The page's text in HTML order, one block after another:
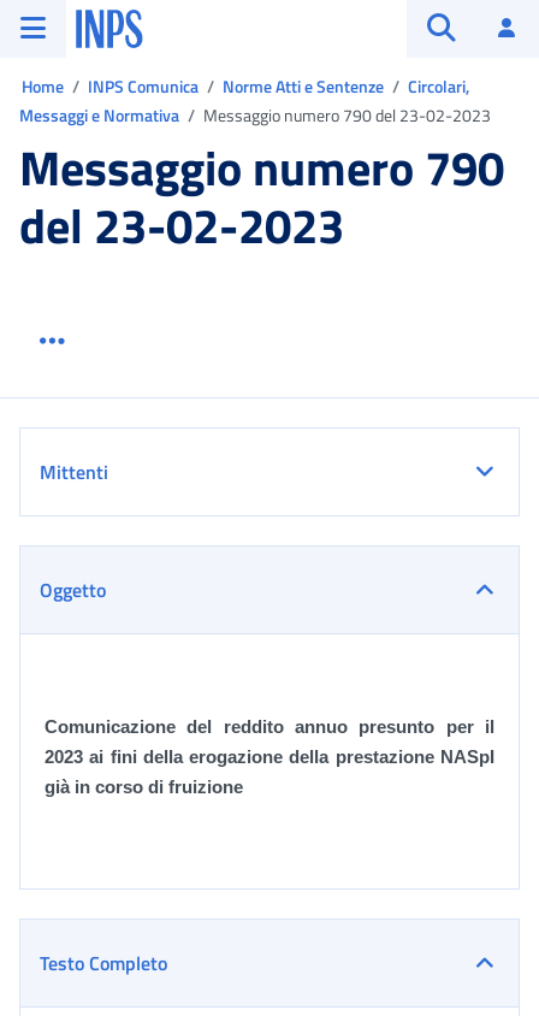
Vai al menu principale
Vai al contenuto principale
Vai al pie' di pagina
INPS ()
Home INPS Comunica Norme Atti e Sentenze
Circolari,
Messaggi e Normativa
Messaggio numero 790 del 23-02-2023
Messaggio numero 790
del 23-02-2023
Mittenti
Oggetto
Comunicazione del reddito annuo presunto per il
2023 ai fini della erogazione della prestazione NASpI
già in corso di fruizione
Testo Completo